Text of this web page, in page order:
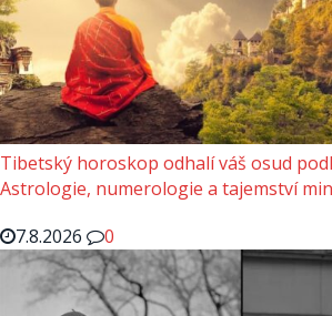
Tibetský horoskop odhalí váš osud
Astrologie, numerologie a tajemství
7.8.2026
0